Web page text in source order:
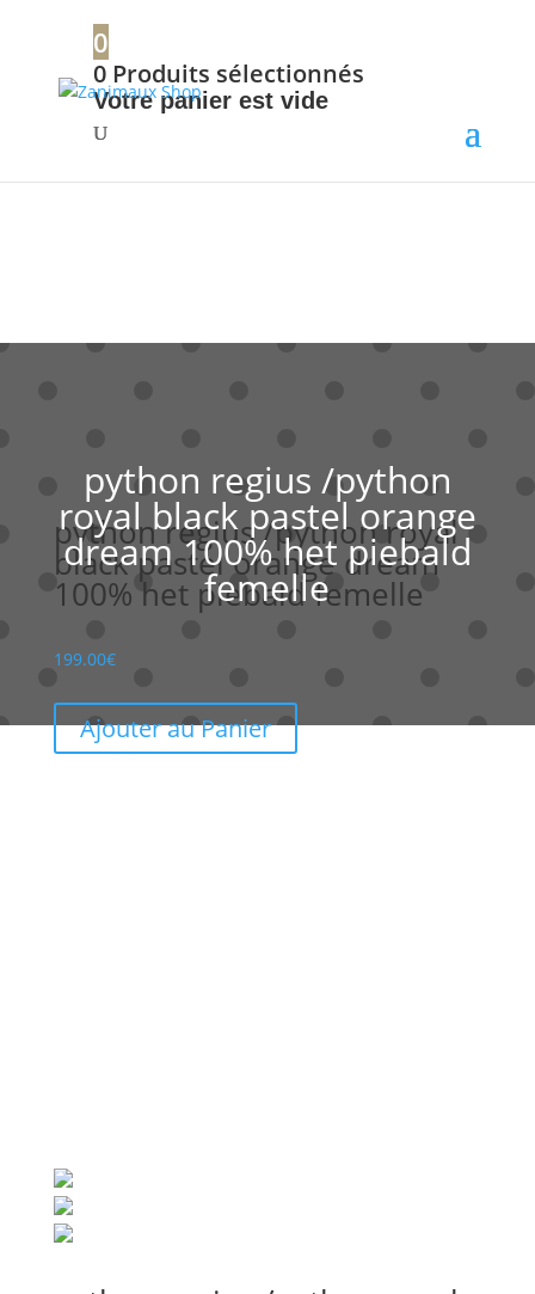
0
0 Produits sélectionnés
Votre panier est vide
python regius /python
royal black pastel orange
dream 100% het piebald
femelle
python regius /python royal
black pastel orange dream
100% het piebald femelle
199.00€
Ajouter au Panier